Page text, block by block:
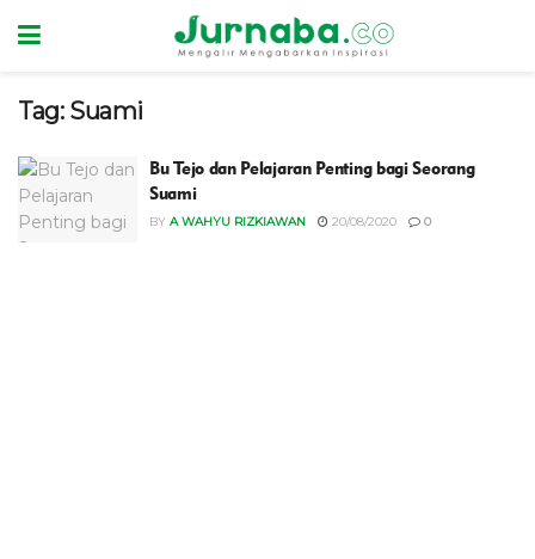
Tag: Suami
Bu Tejo dan Pelajaran Penting bagi Seorang
Suami
BY A WAHYU RIZKIAWAN 20/08/2020 0